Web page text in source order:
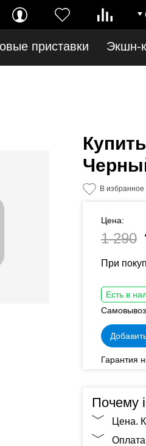
data/www/idevice.ru/catalog/model/
line 12
приставки Экшн-
В избранное
Цена:
1 290
При
Есть в
Самовывоз
Гарантия
Почему
Цена.